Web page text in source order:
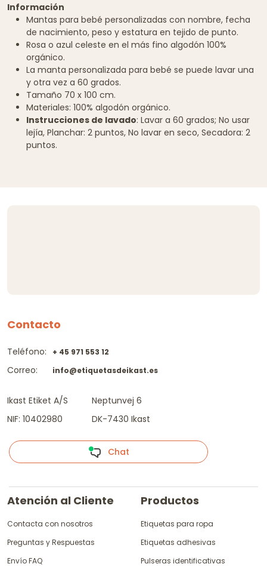
Información
Mantas para bebé personalizadas con nombre, fecha
de nacimiento, peso y estatura en tejido de punto.
Rosa o azul celeste en el más fino algodón 100%
orgánico.
La manta personalizada para bebé se puede lavar una
y otra vez a 60 grados.
Tamaño 70 x 100 cm.
Materiales: 100% algodón orgánico.
Instrucciones de lavado: Lavar a 60 grados; No usar
lejía, Planchar: 2 puntos, No lavar en seco, Secadora: 2
puntos.
Contacto
Teléfono:
Correo:
+ 45 971 553 12
info@etiquetasdeikast.es
Ikast Etiket A/S
NIF: 10402980
Neptunvej 6
DK-7430 Ikast
Chat
Atención al Cliente
Contacta con nosotros
Preguntas y Respuestas
Envío FAQ
Productos
Etiquetas para ropa
Etiquetas adhesivas
Pulseras identificativas